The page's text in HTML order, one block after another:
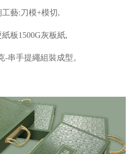
工藝:刀模+模切,
板1500G灰板紙,
-串手提繩組裝成型。